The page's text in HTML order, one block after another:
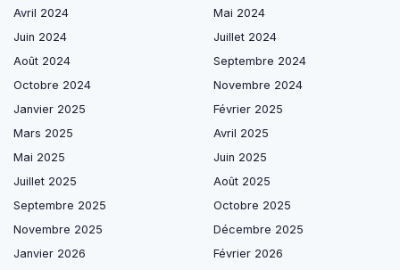
Avril 2024
Mai 2024
Juin 2024
Juillet 2024
Août 2024
Septembre 2024
Octobre 2024
Novembre 2024
Janvier 2025
Février 2025
Mars 2025
Avril 2025
Mai 2025
Juin 2025
Juillet 2025
Août 2025
Septembre 2025
Octobre 2025
Novembre 2025
Décembre 2025
Janvier 2026
Février 2026